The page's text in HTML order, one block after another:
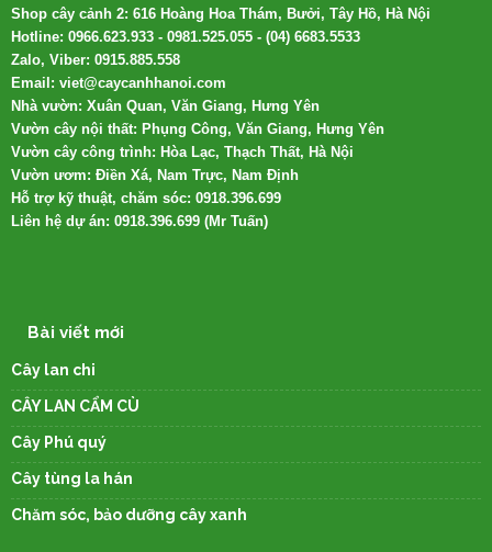
Shop cây cảnh 2: 616 Hoàng Hoa Thám, Bưởi, Tây Hồ, Hà Nội
Hotline: 0966.623.933 - 0981.525.055 - (04) 6683.5533
Zalo, Viber: 0915.885.558
Email: viet@caycanhhanoi.com
Nhà vườn: Xuân Quan, Văn Giang, Hưng Yên
Vườn cây nội thất: Phụng Công, Văn Giang, Hưng Yên
Vườn cây công trình: Hòa Lạc, Thạch Thất, Hà Nội
Vườn ươm: Điền Xá, Nam Trực, Nam Định
Hỗ trợ kỹ thuật, chăm sóc: 0918.396.699
Liên hệ dự án: 0918.396.699 (Mr Tuấn)
Bài viết mới
Cây lan chi
CÂY LAN CẨM CÙ
Cây Phú quý
Cây tùng la hán
Chăm sóc, bảo dưỡng cây xanh